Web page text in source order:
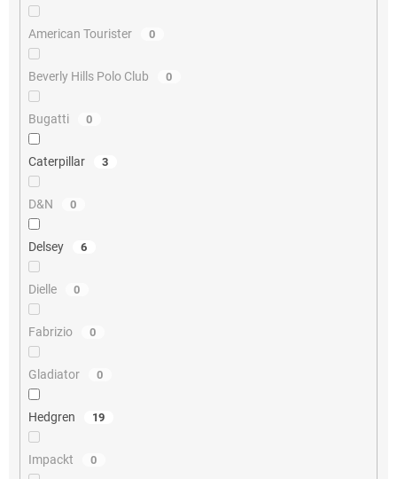
American Tourister 0
Beverly Hills Polo Club 0
Bugatti 0
Caterpillar 3
D&N 0
Delsey 6
Dielle 0
Fabrizio 0
Gladiator 0
Hedgren 19
Impackt 0